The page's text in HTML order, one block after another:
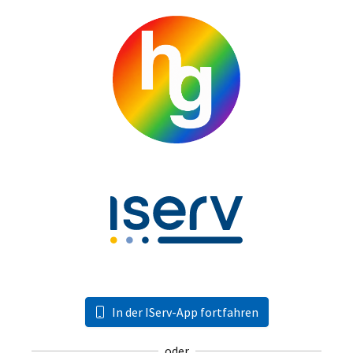
In der IServ-App fortfahren